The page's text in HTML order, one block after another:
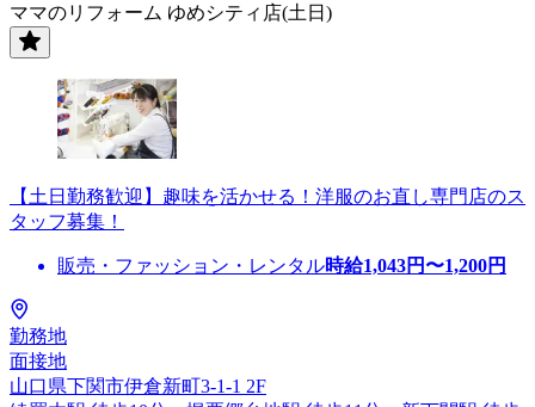
ママのリフォーム ゆめシティ店(土日)
【土日勤務歓迎】趣味を活かせる！洋服のお直し専門店のス
タッフ募集！
販売・ファッション・レンタル時給1,043円〜1,200円
勤務地
面接地
山口県下関市伊倉新町3-1-1 2F